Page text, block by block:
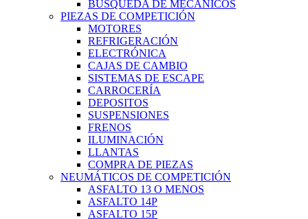
BÚSQUEDA DE MECÁNICOS
PIEZAS DE COMPETICIÓN
MOTORES
REFRIGERACIÓN
ELECTRÓNICA
CAJAS DE CAMBIO
SISTEMAS DE ESCAPE
CARROCERÍA
DEPOSITOS
SUSPENSIONES
FRENOS
ILUMINACIÓN
LLANTAS
COMPRA DE PIEZAS
NEUMÁTICOS DE COMPETICIÓN
ASFALTO 13 O MENOS
ASFALTO 14P
ASFALTO 15P